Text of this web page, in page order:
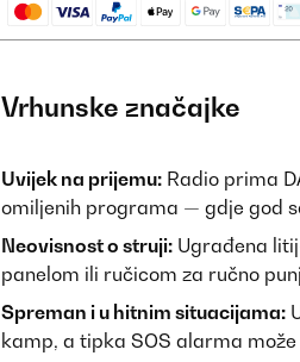
Vrhunske značajke
Uvijek na prijemu: Radio prima
omiljenih programa — gdje god
Neovisnost o struji: Ugrađena
panelom ili ručicom za ručno
Spreman i u hitnim situacijama:
kamp, a tipka SOS alarma